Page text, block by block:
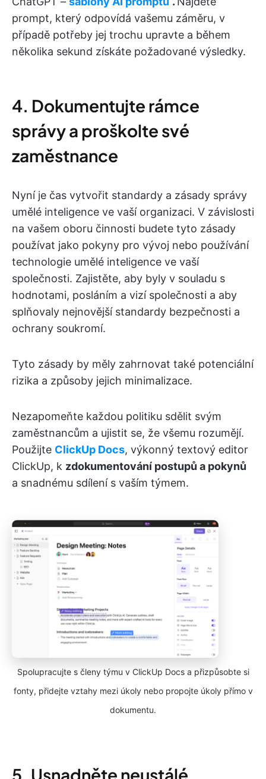
prompt, který odpovídá vašemu záměru, v
případě potřeby jej trochu upravte a během
několika sekund získáte požadované výsledky.
4. Dokumentujte rámce
správy a proškolte své
zaměstnance
Nyní je čas vytvořit standardy a zásady správy
umělé inteligence ve vaší organizaci. V závislosti
na vašem oboru činnosti budete tyto zásady
používat jako pokyny pro vývoj nebo používání
technologie umělé inteligence ve vaší
společnosti. Zajistěte, aby byly v souladu s
hodnotami, posláním a vizí společnosti a aby
splňovaly nejnovější standardy bezpečnosti a
ochrany soukromí.
Tyto zásady by měly zahrnovat také potenciální
rizika a způsoby jejich minimalizace.
Nezapomeňte každou politiku sdělit svým
zaměstnancům a ujistit se, že všemu rozumějí.
Použijte ClickUp Docs, výkonný textový editor
ClickUp, k zdokumentování postupů a pokynů
a snadnému sdílení s vaším týmem.
Spolupracujte s členy týmu v ClickUp Docs a přizpůsobte si
fonty, přidejte vztahy mezi úkoly nebo propojte úkoly přímo v
dokumentu.
5. Usnadněte neustálé